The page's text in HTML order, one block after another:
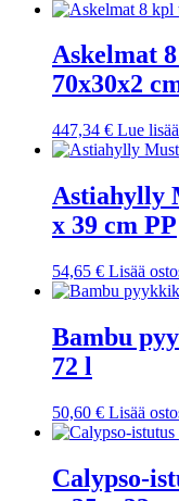
Askelmat
70x30x2
447,34 € Lue lisää
Astiahylly
x 39 cm PP
54,65 € Lisää
Bambu
72 l
50,60 € Lisää
Calypso-